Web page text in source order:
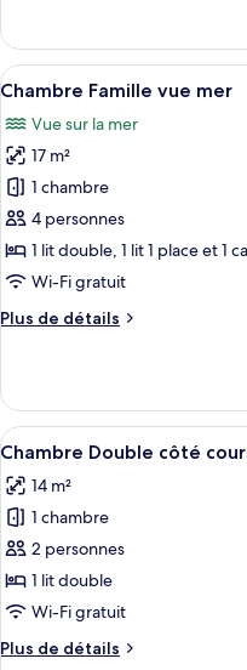
mer
le
type
de
Chambre
Triple,
côté
mer
Afficher
toutes
les
photos
pour
ce
type
de
chambre :
Chambre
mer
7
Chambre Famille vue mer
Vue sur la mer
17 m²
1 chambre
4 personnes
1 lit double, 1 lit 1 place et 1
Wi-Fi gratuit
Plus de détails
Plus
le
type
de
Chambre
Famille
vue
mer
Afficher
toutes
les
photos
pour
ce
type
chambre :
5
Chambre Double côté
14 m²
1 chambre
2 personnes
1 lit double
Wi-Fi gratuit
Plus de détails
Plus